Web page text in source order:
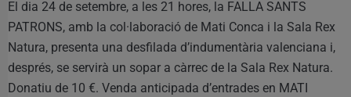
El dia 24 de setembre, a les 21 hores, la FALLA SANTS
PATRONS, amb la col·laboració de Mati Conca i la Sala Rex
Natura, presenta una desfilada d’indumentària valenciana i,
després, se servirà un sopar a càrrec de la Sala Rex Natura.
Donatiu de 10 €. Venda anticipada d’entrades en MATI